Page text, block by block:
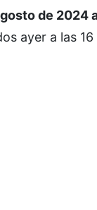
de 2024
ayer a las